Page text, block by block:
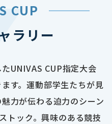
CUP
ラリー
UNIVAS CUP指定大会
す。運動部学生たちが見
力が伝わる迫力のシーン
トック。興味のある競技